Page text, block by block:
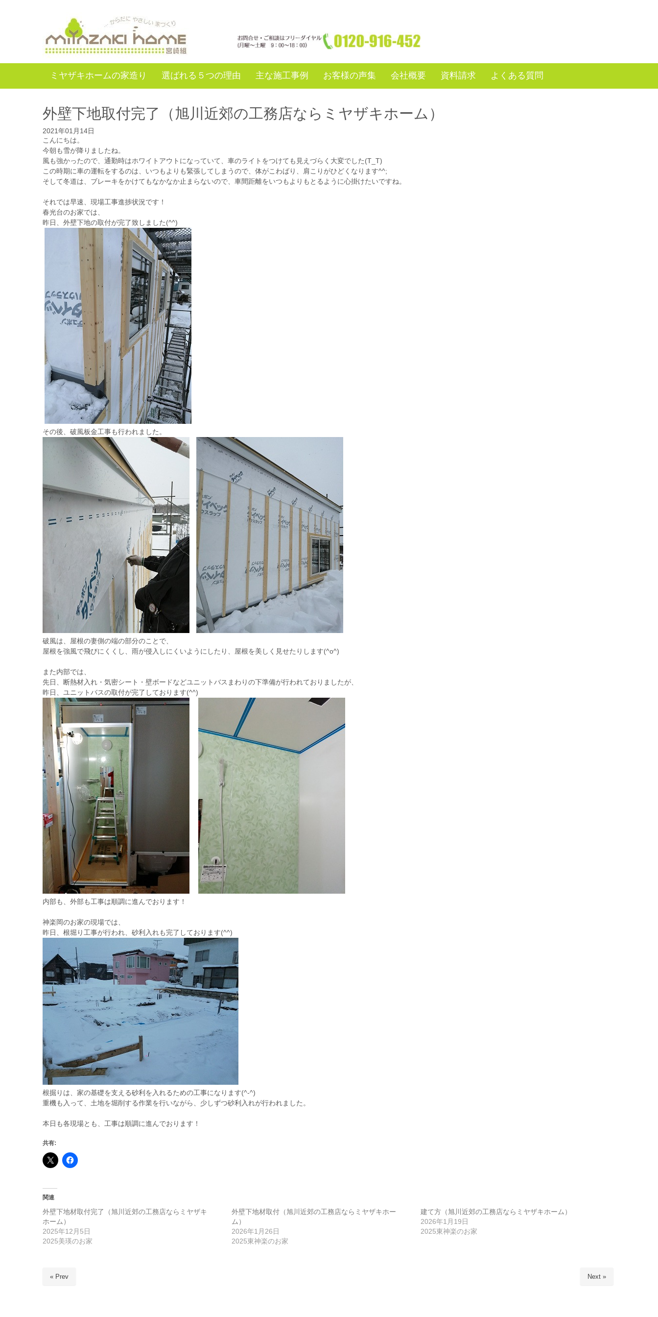
ミヤザキホームの家造り 選ばれる５つの理由 主な施工事例 お客様の声集 会社概要 資料請求 よくある質問
外壁下地取付完了（旭川近郊の工務店ならミヤザキホーム）
2021年01月14日
こんにちは。
今朝も雪が降りましたね。
風も強かったので、通勤時はホワイトアウトになっていて、車のライトをつけても見えづらく大変でした(T_T)
この時期に車の運転をするのは、いつもよりも緊張してしまうので、体がこわばり、肩こりがひどくなります^^;
そして冬道は、ブレーキをかけてもなかなか止まらないので、車間距離をいつもよりもとるように心掛けたいですね。
それでは早速、現場工事進捗状況です！
春光台のお家では、
昨日、外壁下地の取付が完了致しました(^^)
その後、破風板金工事も行われました。
破風は、屋根の妻側の端の部分のことで、
屋根を強風で飛びにくくし、雨が侵入しにくいようにしたり、屋根を美しく見せたりします(^o^)
また内部では、
先日、断熱材入れ・気密シート・壁ボードなどユニットバスまわりの下準備が行われておりましたが、
昨日、ユニットバスの取付が完了しております(^^)
内部も、外部も工事は順調に進んでおります！
神楽岡のお家の現場では、
昨日、根堀り工事が行われ、砂利入れも完了しております(^^)
根掘りは、家の基礎を支える砂利を入れるための工事になります(^-^)
重機も入って、土地を堀削する作業を行いながら、少しずつ砂利入れが行われました。
本日も各現場とも、工事は順調に進んでおります！
共有:
関連
外壁下地材取付完了（旭川近郊の工務店ならミヤザキ
ホーム）
2025年12月5日
2025美瑛のお家
外壁下地材取付（旭川近郊の工務店ならミヤザキホー
ム）
2026年1月26日
2025東神楽のお家
建て方（旭川近郊の工務店ならミヤザキホーム）
2026年1月19日
2025東神楽のお家
« Prev Next »